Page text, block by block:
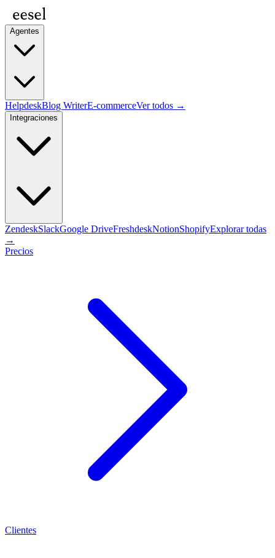
Agentes
HelpdeskBlog WriterE-commerceVer todos →
Integraciones
ZendeskSlackGoogle DriveFreshdeskNotionShopifyExplorar todas
→
Precios
Clientes